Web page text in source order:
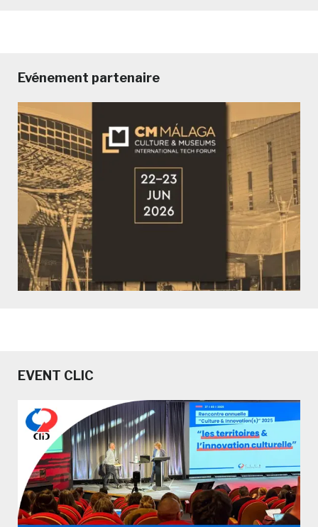
Evénement partenaire
EVENT CLIC